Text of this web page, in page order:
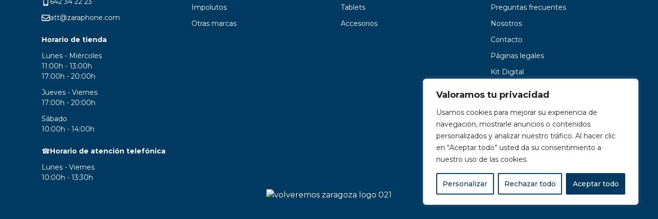
Valoramos tu privacidad
Usamos cookies para mejorar su experiencia de
navegación, mostrarle anuncios o contenidos
personalizados y analizar nuestro tráfico. Al hacer clic
en “Aceptar todo” usted da su consentimiento a
nuestro uso de las cookies.
Personalizar Rechazar todo Aceptar todo
att@zaraphone.com
Horario de tienda
Lunes - Miércoles
11:00h - 13:00h
17:00h - 20:00h
Jueves - Viernes
17:00h - 20:00h
Sábado
10:00h - 14:00h
☎Horario de atención telefónica
Lunes - Viernes
10:00h - 13:30h
Impolutos
Otras marcas
Tablets
Accesorios
Preguntas frecuentes
Nosotros
Contacto
Páginas legales
Kit Digital